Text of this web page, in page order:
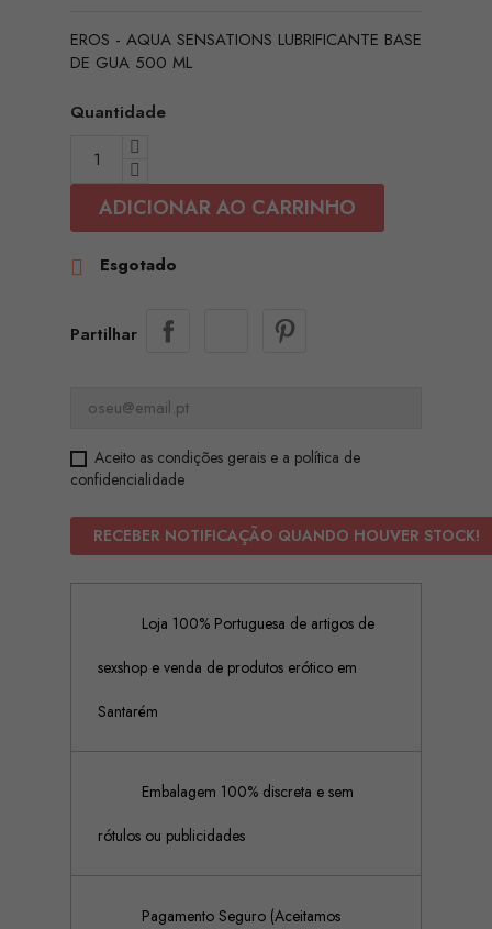
EROS - AQUA SENSATIONS LUBRIFICANTE BASE
DE GUA 500 ML
Quantidade
ADICIONAR AO CARRINHO
 Esgotado
Partilhar
Aceito as condições gerais e a política de
confidencialidade
RECEBER NOTIFICAÇÃO QUANDO HOUVER STOCK!
Loja 100% Portuguesa de artigos de
sexshop e venda de produtos erótico em
Santarém
Embalagem 100% discreta e sem
rótulos ou publicidades
Pagamento Seguro (Aceitamos